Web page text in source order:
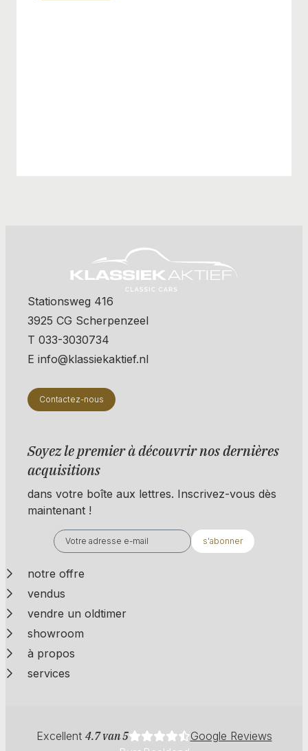
Stationsweg 416
3925 CG Scherpenzeel
T 033-3030734
E info@klassiekaktief.nl
Contactez-nous
Soyez le premier à découvrir nos dernières
acquisitions
dans votre boîte aux lettres. Inscrivez-vous dès
maintenant !
s'abonner
notre offre
vendus
vendre un oldtimer
showroom
à propos
services
Excellent 4.7 van 5
Google Reviews